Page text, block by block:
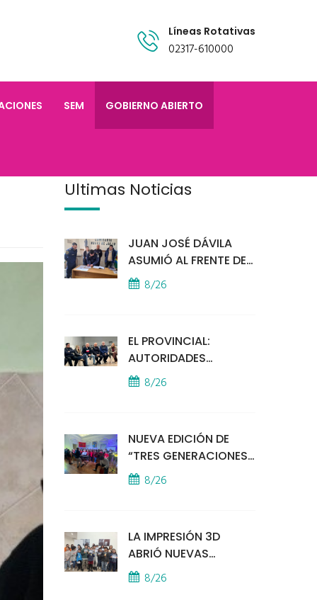
Líneas Rotativas
02317-610000
SEM GOBIERNO ABIERTO
Últimas Noticias
JUAN JOSÉ DÁVILA
ASUMIÓ AL FRENTE DE
LA POLICÍA COMUNAL
8/26
EL PROVINCIAL:
AUTORIDADES
MUNICIPALES
MANTUVIERON UN
SEGURIDAD
8/26
NUEVA EDICIÓN DE
“TRES GENERACIONES
CANTAN”
8/26
LA IMPRESIÓN 3D
ABRIÓ NUEVAS
PUERTAS AL
APRENDIZAJE Y LA
8/26